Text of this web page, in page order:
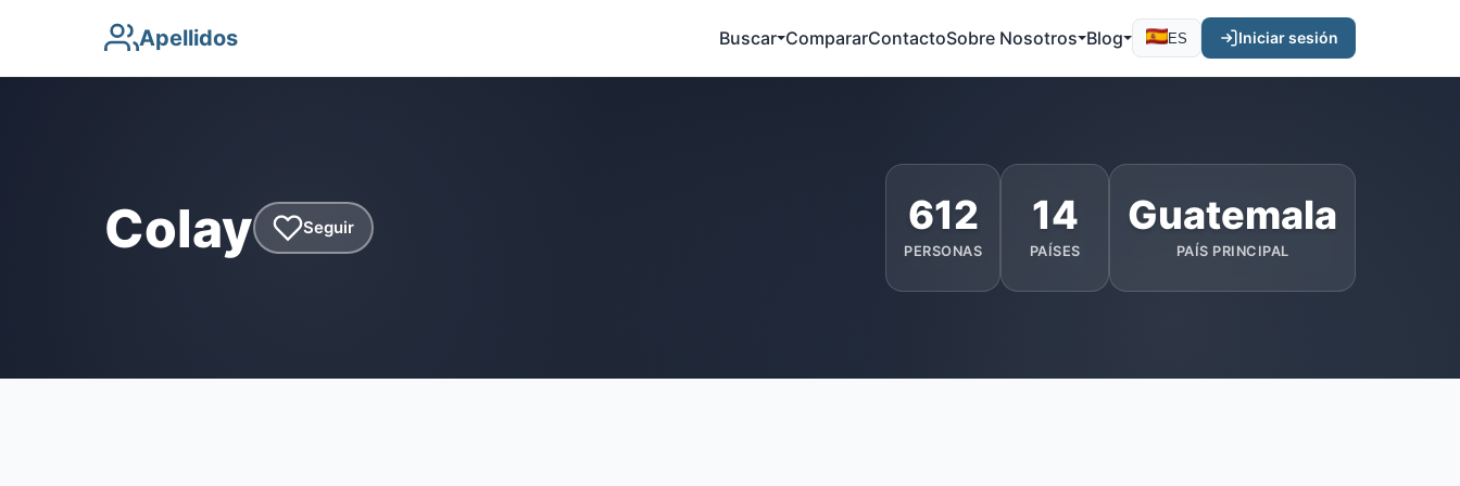
Apellidos Buscar CompararContactoSobre Nosotros Blog ES Iniciar sesión
Colay Seguir 612
PERSONAS
14
PAÍSES
Guatemala
PAÍS PRINCIPAL